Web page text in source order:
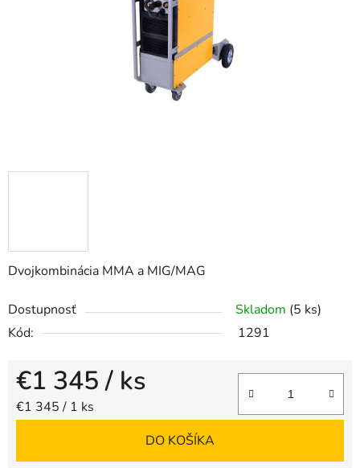
Dvojkombinácia MMA a MIG/MAG
Dostupnosť Skladom (5 ks)
Kód:
1291
€1 345/ ks
Jednotková cena:
€1 345 / 1 ks
DO KOŠÍKA